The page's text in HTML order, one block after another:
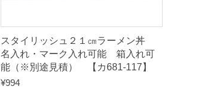
スタイリッシュ２１㎝ラーメン丼
名入れ・マーク入れ可能 箱入れ可
能（※別途見積） 【カ681-117】
¥994